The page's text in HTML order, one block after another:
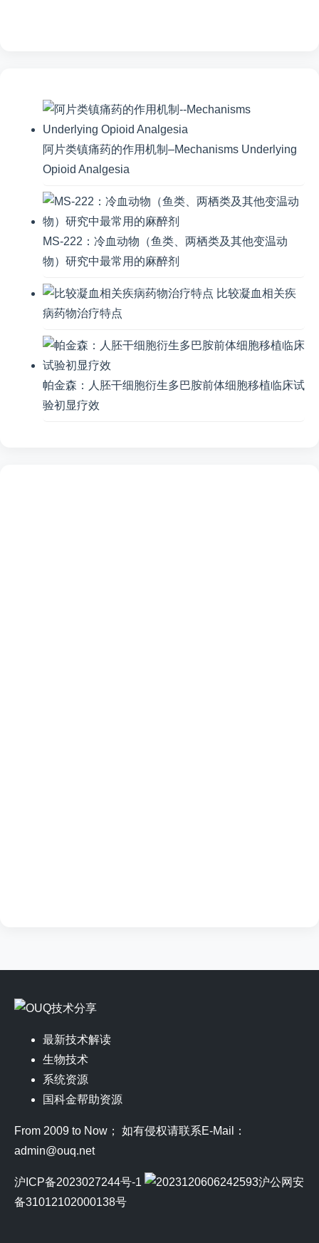
阿片类镇痛药的作用机制–Mechanisms Underlying
Opioid Analgesia
MS-222：冷血动物（鱼类、两栖类及其他变温动
物）研究中最常用的麻醉剂
比较凝血相关疾
病药物治疗特点
帕金森：人胚干细胞衍生多巴胺前体细胞移植临床试
验初显疗效
最新技术解读
生物技术
系统资源
国科金帮助资源
From 2009 to Now； 如有侵权请联系E-Mail：
admin@ouq.net
沪ICP备2023027244号-1
沪公网安
备31012102000138号